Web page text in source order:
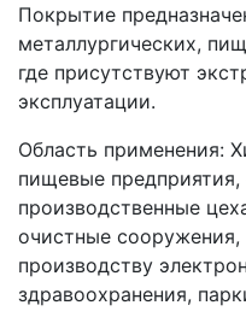
Покрытие
металлургических,
где присутствуют
эксплуатации.
Область применения:
пищевые
производственные
очистные
производству
здравоохранения,